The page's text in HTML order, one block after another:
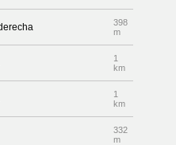
398
m
1
km
1
km
332
m